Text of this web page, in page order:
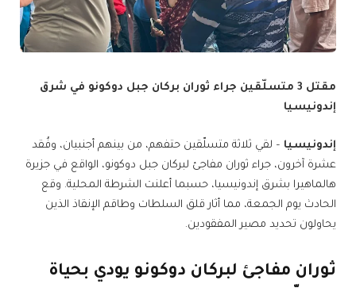
مقتل 3 متسلّقين جراء ثوران بركان جبل دوكونو في شرق
إندونيسيا
إندونيسيا – لقي ثلاثة متسلّقين حتفهم، من بينهم أجنبيان، وفُقد
عشرة آخرون، جراء ثوران مفاجئ لبركان جبل دوكونو، الواقع في جزيرة
هالماهيرا بشرق إندونيسيا، حسبما أعلنت الشرطة المحلية. وقع
الحادث يوم الجمعة، مما أثار قلق السلطات وطاقم الإنقاذ الذين
يحاولون تحديد مصير المفقودين.
ثوران مفاجئ لبركان دوكونو يودي بحياة